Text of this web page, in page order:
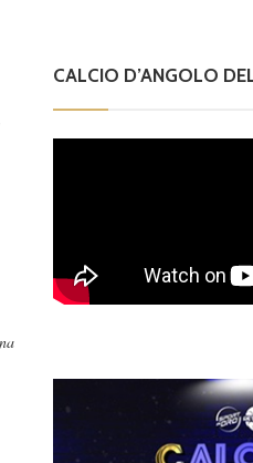
CALCIO D’ANGOLO